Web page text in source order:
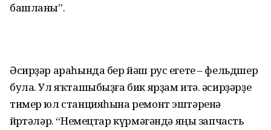
башланы”.
Әсирҙәр араһында бер йәш рус егете – фельдшер
була. Ул яҡташыбыҙға бик ярҙам итә. әсирҙәрҙе
тимер юл станцияһына ремонт эштәренә
йөрөтәләр. “Немецтар күрмәгәндә яңы запчасть